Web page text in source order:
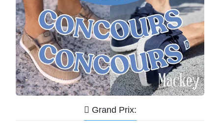
Grand Prix: